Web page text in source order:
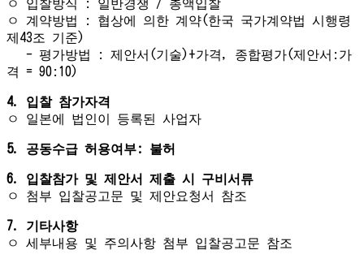
ㅇ 입찰방식 : 일반경쟁 / 총액입찰
ㅇ 계약방법 : 협상에 의한 계약(한국 국가계약법 시행령
제43조 기준)
- 평가방법 : 제안서(기술)+가격, 종합평가(제안서:가
격 = 90:10)
4. 입찰 참가자격
ㅇ 일본에 법인이 등록된 사업자
5. 공동수급 허용여부: 불허
6. 입찰참가 및 제안서 제출 시 구비서류
ㅇ 첨부 입찰공고문 및 제안요청서 참조
7. 기타사항
ㅇ 세부내용 및 주의사항 첨부 입찰공고문 참조